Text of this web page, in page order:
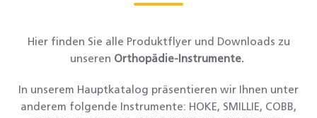
Hier finden Sie alle Produktflyer und Downloads zu
unseren Orthopädie-Instrumente.
In unserem Hauptkatalog präsentieren wir Ihnen unter
anderem folgende Instrumente: HOKE, SMILLIE, COBB,